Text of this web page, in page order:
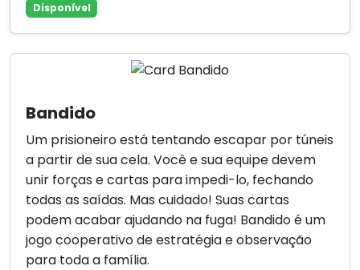
Bandido
Um prisioneiro está tentando escapar por túneis
a partir de sua cela. Você e sua equipe devem
unir forças e cartas para impedi-lo, fechando
todas as saídas. Mas cuidado! Suas cartas
podem acabar ajudando na fuga! Bandido é um
jogo cooperativo de estratégia e observação
para toda a família.
Disponível